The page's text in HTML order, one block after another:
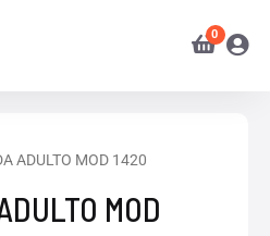
ADULTO MOD 1420
MOD